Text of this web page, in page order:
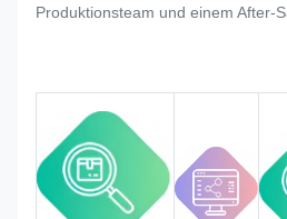
Wir
die
und
Produktionsteam und einem After-